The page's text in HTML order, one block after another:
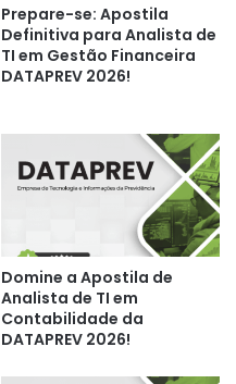
Prepare-se: Apostila
Definitiva para Analista de
TI em Gestão Financeira
DATAPREV 2026!
Domine a Apostila de
Analista de TI em
Contabilidade da
DATAPREV 2026!